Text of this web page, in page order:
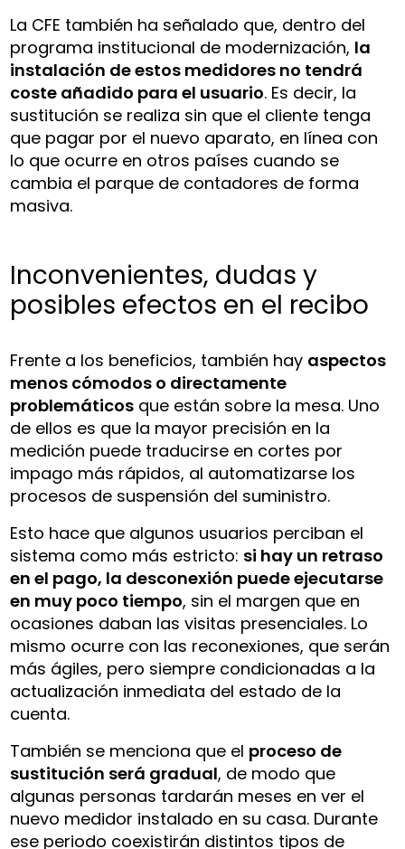
La CFE también ha señalado que, dentro del
programa institucional de modernización, la
instalación de estos medidores no tendrá
coste añadido para el usuario. Es decir, la
sustitución se realiza sin que el cliente tenga
que pagar por el nuevo aparato, en línea con
lo que ocurre en otros países cuando se
cambia el parque de contadores de forma
masiva.
Inconvenientes, dudas y
posibles efectos en el recibo
Frente a los beneficios, también hay aspectos
menos cómodos o directamente
problemáticos que están sobre la mesa. Uno
de ellos es que la mayor precisión en la
medición puede traducirse en cortes por
impago más rápidos, al automatizarse los
procesos de suspensión del suministro.
Esto hace que algunos usuarios perciban el
sistema como más estricto: si hay un retraso
en el pago, la desconexión puede ejecutarse
en muy poco tiempo, sin el margen que en
ocasiones daban las visitas presenciales. Lo
mismo ocurre con las reconexiones, que serán
más ágiles, pero siempre condicionadas a la
actualización inmediata del estado de la
cuenta.
También se menciona que el proceso de
sustitución será gradual, de modo que
algunas personas tardarán meses en ver el
nuevo medidor instalado en su casa. Durante
ese periodo coexistirán distintos tipos de